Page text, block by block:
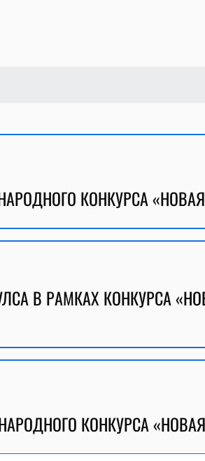
КОНКУРСА
В РАМКАХ КОНКУРСА
КОНКУРСА